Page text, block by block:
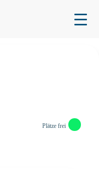
Plätze frei